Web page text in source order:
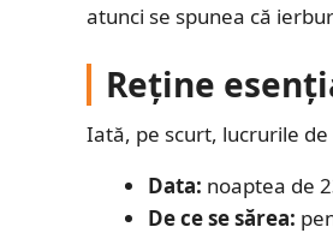
atunci se spunea că
Reține
Iată, pe scurt, lucrurile
Data: noaptea de
De ce se sărea: